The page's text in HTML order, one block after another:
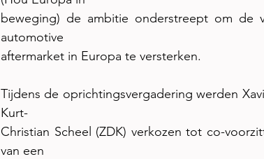
beweging) de ambitie onderstreept om de
automotive
aftermarket in Europa te versterken.
Tijdens de oprichtingsvergadering werden
Kurt-
Christian Scheel (ZDK) verkozen tot co-
van een